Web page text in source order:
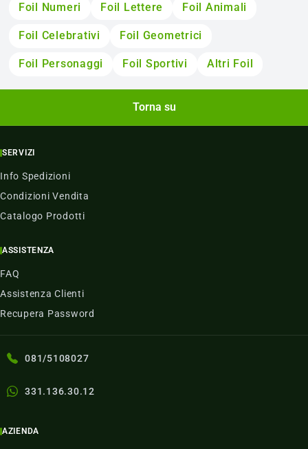
Foil Numeri Foil Lettere Foil Animali
Foil Celebrativi Foil Geometrici
Foil Personaggi Foil Sportivi Altri Foil
Torna su
SERVIZI
Info Spedizioni
Condizioni Vendita
Catalogo Prodotti
ASSISTENZA
FAQ
Assistenza Clienti
Recupera Password
081/5108027
331.136.30.12
AZIENDA